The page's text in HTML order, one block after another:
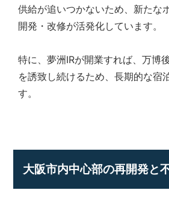
供給が追いつかないため、新たな
開発・改修が活発化しています。
特に、夢洲IRが開業すれば、万博
を誘致し続けるため、長期的な宿
す。
大阪市内中心部の再開発と